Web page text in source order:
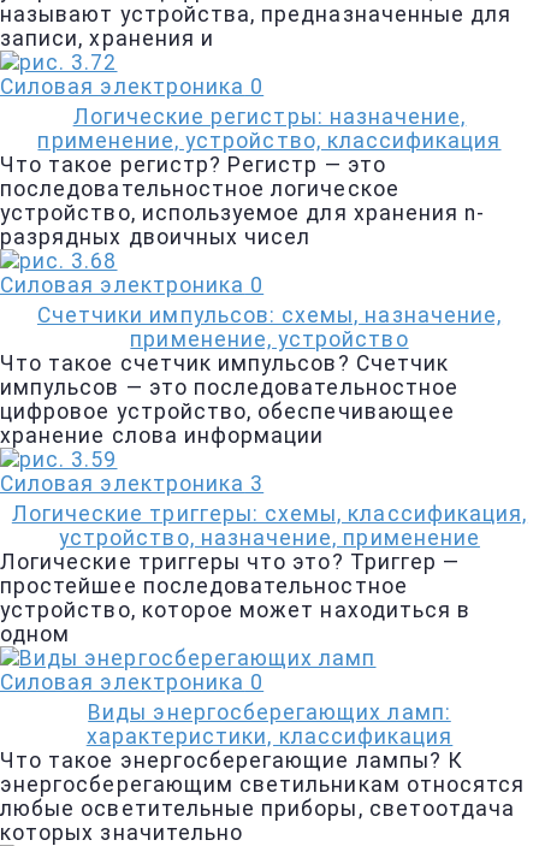
называют устройства, предназначенные для
записи, хранения и
Силовая электроника 0
Логические регистры: назначение,
применение, устройство, классификация
Что такое регистр? Регистр — это
последовательностное логическое
устройство, используемое для хранения n-
разрядных двоичных чисел
Силовая электроника 0
Счетчики импульсов: схемы, назначение,
применение, устройство
Что такое счетчик импульсов? Счетчик
импульсов — это последовательностное
цифровое устройство, обеспечивающее
хранение слова информации
Силовая электроника 3
Логические триггеры: схемы, классификация,
устройство, назначение, применение
Логические триггеры что это? Триггер —
простейшее последовательностное
устройство, которое может находиться в
одном
Силовая электроника 0
Виды энергосберегающих ламп:
характеристики, классификация
Что такое энергосберегающие лампы? К
энергосберегающим светильникам относятся
любые осветительные приборы, светоотдача
которых значительно